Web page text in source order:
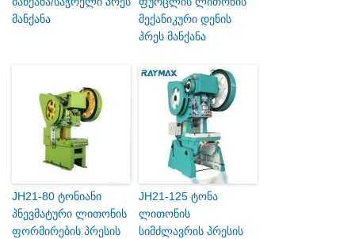
მანქანა
მექანიკური დენის
პრეს მანქანა
JH21-80 ტონიანი
პნევმატური ლითონის
ფორმირების პრესის
JH21-125 ტონა
ლითონის
სიმძლავრის პრესის